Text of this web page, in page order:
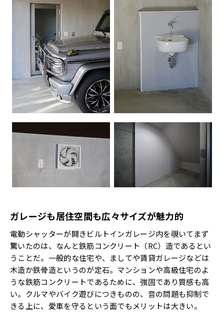
ガレージも居住空間も広々サイズが魅力的
電動シャッターが開きビルトインガレージ内を覗いてまず
驚いたのは、なんと鉄筋コンクリート（RC）造であるとい
うことだ。一般的な住宅や、ましてや賃貸ガレージなどは
木造か鉄骨造というのが定石。マンションや高級住宅のよ
うな鉄筋コンクリートであるために、強固であり質感も高
い。クルマやバイク遊びにつきものの、音の問題も抑制で
きる上に、愛車を守るという面でもメリットは大きい。